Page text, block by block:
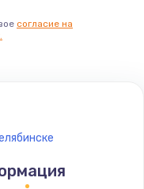
согласие на